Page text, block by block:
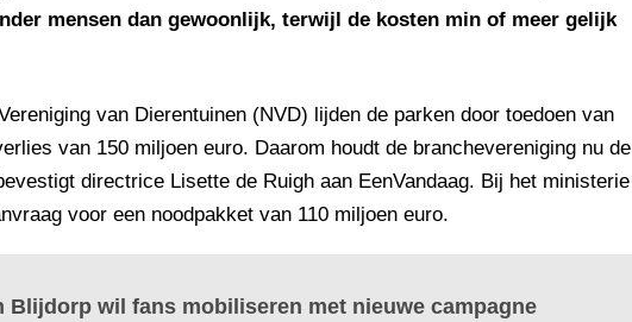
mensen dan gewoonlijk, terwijl de kosten min of meer gelijk
van Dierentuinen (NVD) lijden de parken door toedoen van
van 150 miljoen euro. Daarom houdt de branchevereniging nu de
directrice Lisette de Ruigh aan EenVandaag. Bij het ministerie
voor een noodpakket van 110 miljoen euro.
Blijdorp wil fans mobiliseren met nieuwe campagne